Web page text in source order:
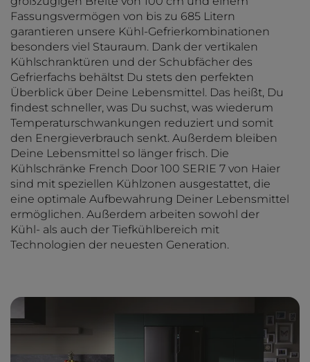
Fassungsvermögen von bis zu 685 Litern
garantieren unsere Kühl-Gefrierkombinationen
besonders viel Stauraum. Dank der vertikalen
Kühlschranktüren und der Schubfächer des
Gefrierfachs behältst Du stets den perfekten
Überblick über Deine Lebensmittel. Das heißt, Du
findest schneller, was Du suchst, was wiederum
Temperaturschwankungen reduziert und somit
den Energieverbrauch senkt. Außerdem bleiben
Deine Lebensmittel so länger frisch. Die
Kühlschränke French Door 100 SERIE 7 von Haier
sind mit speziellen Kühlzonen ausgestattet, die
eine optimale Aufbewahrung Deiner Lebensmittel
ermöglichen. Außerdem arbeiten sowohl der
Kühl- als auch der Tiefkühlbereich mit
Technologien der neuesten Generation.